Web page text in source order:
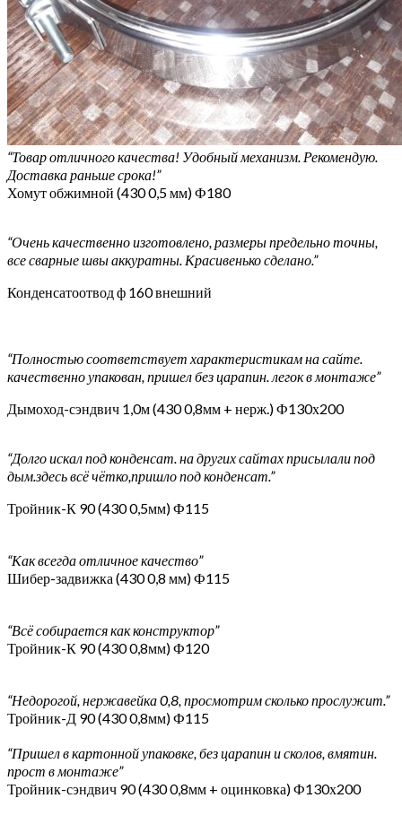
“Товар отличного качества! Удобный механизм. Рекомендую.
Доставка раньше срока!”
Хомут обжимной (430 0,5 мм) Ф180
“Очень качественно изготовлено, размеры предельно точны,
все сварные швы аккуратны. Красивенько сделано.”
Конденсатоотвод ф 160 внешний
“Полностью соответствует характеристикам на сайте.
качественно упакован, пришел без царапин. легок в монтаже”
Дымоход-сэндвич 1,0м (430 0,8мм + нерж.) Ф130х200
“Долго искал под конденсат. на других сайтах присылали под
дым.здесь всё чётко,пришло под конденсат.”
Тройник-К 90 (430 0,5мм) Ф115
“Как всегда отличное качество”
Шибер-задвижка (430 0,8 мм) Ф115
“Всё собирается как конструктор”
Тройник-К 90 (430 0,8мм) Ф120
“Недорогой, нержавейка 0,8, просмотрим сколько прослужит.”
Тройник-Д 90 (430 0,8мм) Ф115
“Пришел в картонной упаковке, без царапин и сколов, вмятин.
прост в монтаже”
Тройник-сэндвич 90 (430 0,8мм + оцинковка) Ф130х200